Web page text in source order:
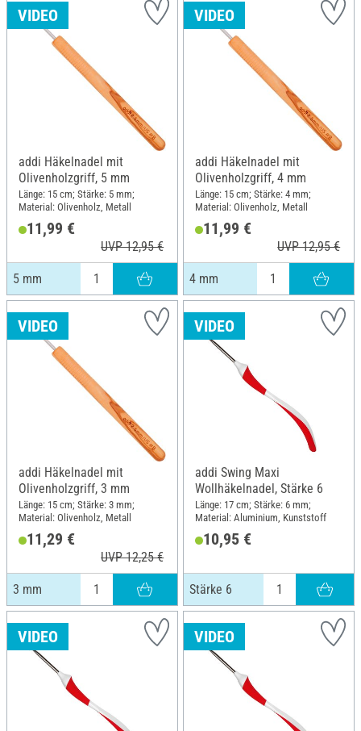
VIDEO
addi Häkelnadel mit
Olivenholzgriff, 5 mm
Länge: 15 cm; Stärke: 5 mm;
Material: Olivenholz, Metall
11,99 €
UVP 12,95 €
5 mm
VIDEO
addi Häkelnadel mit
Olivenholzgriff, 4 mm
Länge: 15 cm; Stärke: 4 mm;
Material: Olivenholz, Metall
11,99 €
UVP 12,95 €
4 mm
VIDEO
addi Häkelnadel mit
Olivenholzgriff, 3 mm
Länge: 15 cm; Stärke: 3 mm;
Material: Olivenholz, Metall
11,29 €
UVP 12,25 €
3 mm
VIDEO
addi Swing Maxi
Wollhäkelnadel, Stärke 6
Länge: 17 cm; Stärke: 6 mm;
Material: Aluminium, Kunststoff
10,95 €
Stärke 6
VIDEO VIDEO